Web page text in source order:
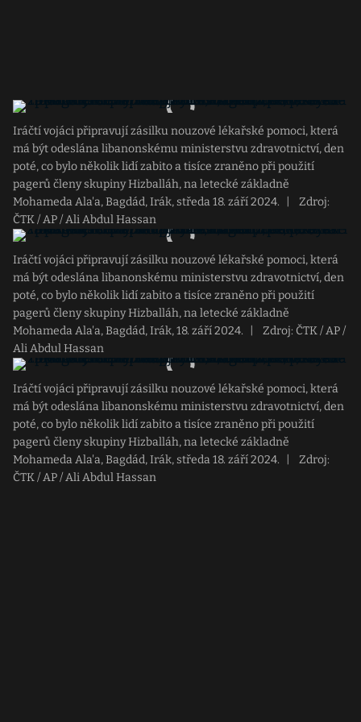
Iráčtí vojáci připravují zásilku nouzové lékařské pomoci, která
má být odeslána libanonskému ministerstvu zdravotnictví, den
poté, co bylo několik lidí zabito a tisíce zraněno při použití
pagerů členy skupiny Hizballáh, na letecké základně
Mohameda Ala'a, Bagdád, Irák, středa 18. září 2024.
Zdroj:
ČTK / AP / Ali Abdul Hassan
Iráčtí vojáci připravují zásilku nouzové lékařské pomoci, která
má být odeslána libanonskému ministerstvu zdravotnictví, den
poté, co bylo několik lidí zabito a tisíce zraněno při použití
pagerů členy skupiny Hizballáh, na letecké základně
Mohameda Ala'a, Bagdád, Irák, 18. září 2024.
Zdroj: ČTK / AP /
Ali Abdul Hassan
Iráčtí vojáci připravují zásilku nouzové lékařské pomoci, která
má být odeslána libanonskému ministerstvu zdravotnictví, den
poté, co bylo několik lidí zabito a tisíce zraněno při použití
pagerů členy skupiny Hizballáh, na letecké základně
Mohameda Ala'a, Bagdád, Irák, středa 18. září 2024.
Zdroj:
ČTK / AP / Ali Abdul Hassan